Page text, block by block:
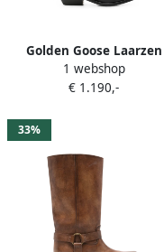
Golden Goose Laarzen
verfraaid met sjaal Zwart
1 webshop
€ 1.190,-
33%